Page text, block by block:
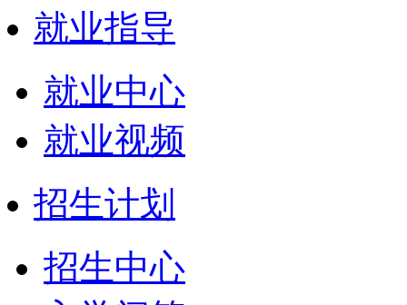
就业指导
就业中心
就业视频
招生计划
招生中心